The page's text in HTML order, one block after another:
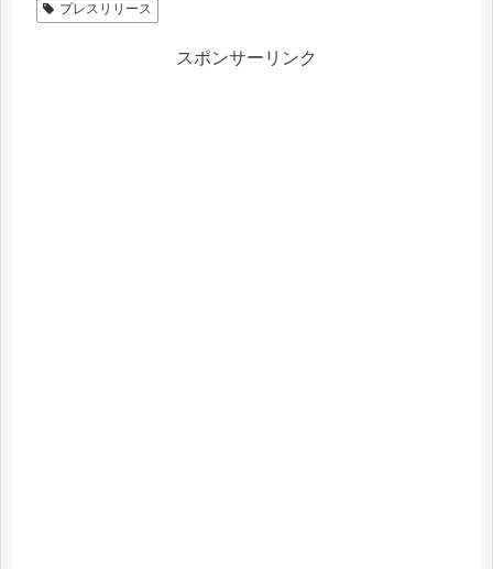
プレスリリース
スポンサーリンク